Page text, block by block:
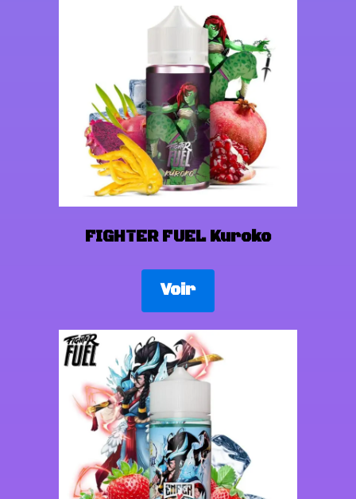
FIGHTER FUEL Kuroko
Voir